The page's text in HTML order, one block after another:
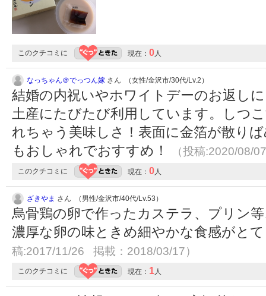
このクチコミに 現在： 0人
なっちゃん＠でっつん嫁 さん （女性/金沢市/30代/Lv.2）
結婚の内祝いやホワイトデーのお返し
土産にたびたび利用しています。しつ
れちゃう美味しさ！表面に金箔が散り
もおしゃれでおすすめ！
（投稿:2020/08/
このクチコミに 現在： 0人
ざきやま さん （男性/金沢市/40代/Lv.53）
烏骨鶏の卵で作ったカステラ、プリン
濃厚な卵の味ときめ細やかな食感がと
稿:2017/11/26 掲載：2018/03/17）
このクチコミに 現在： 1人